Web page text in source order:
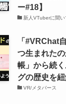
ー#18】
新人VTuberに聞い
「#VRChat
つ生まれた
帳」から続
グの歴史を紐
VR/メタバース